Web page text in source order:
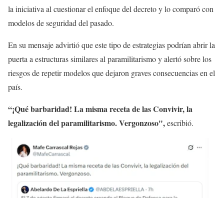
la iniciativa al cuestionar el enfoque del decreto y lo comparó con
modelos de seguridad del pasado.
En su mensaje advirtió que este tipo de estrategias podrían abrir la
puerta a estructuras similares al paramilitarismo y alertó sobre los
riesgos de repetir modelos que dejaron graves consecuencias en el
país.
“¡Qué barbaridad! La misma receta de las Convivir, la
legalización del paramilitarismo. Vergonzoso",escribió.